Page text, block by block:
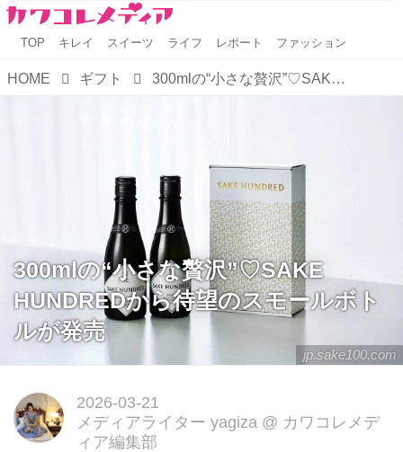
TOP キレイ スイーツ ライフ レポート ファッション
HOME ギフト 300mlの“小さな贅沢”♡SAKE HUNDREDから待望のスモールボトルが発売
jp.sake100.com
300mlの“小さな贅沢”♡SAKE
HUNDREDから待望のスモールボト
ルが発売
2026-03-21
メディアライター yagiza @ カワコレメデ
ィア編集部